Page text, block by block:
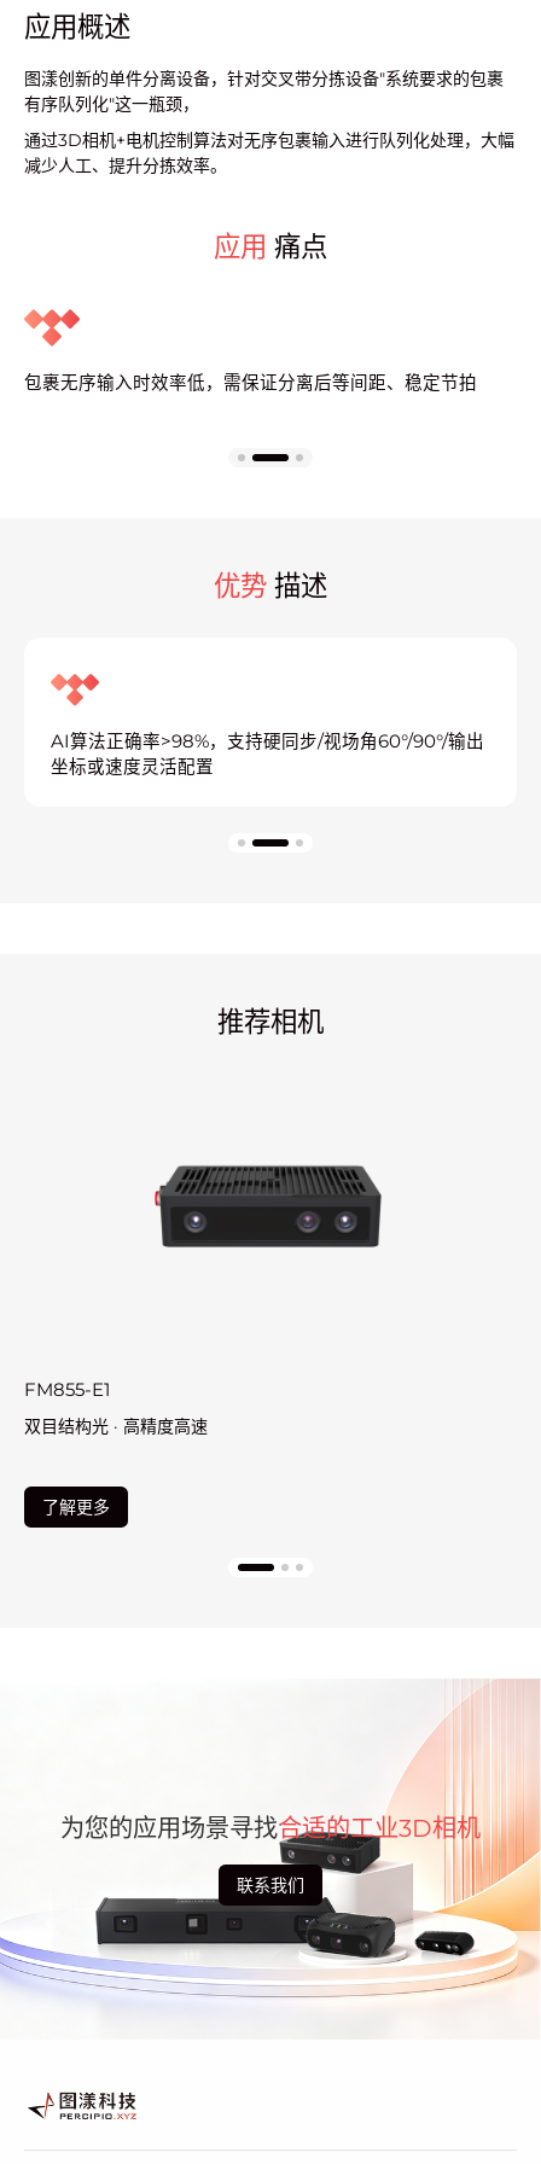
应用概述
图漾创新的单件分离设备，针对交叉带分拣设备"系统要求的包裹
有序队列化"这一瓶颈，
通过3D相机+电机控制算法对无序包裹输入进行队列化处理，大幅
减少人工、提升分拣效率。
应用 痛点
包裹无序输入时效率低，需保证分离后等间距、稳定节拍
优势 描述
AI算法正确率>98%，支持硬同步/视场角60°/90°/输出
坐标或速度灵活配置
推荐相机
E1
构光 · 高精度高速
更多
为您的应用场景寻找合适的工业3D相机
联系我们